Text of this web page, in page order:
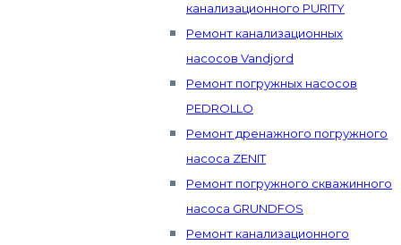
канализационного PURITY
Ремонт канализационных
насосов Vandjord
Ремонт погружных насосов
PEDROLLO
Ремонт дренажного погружного
насоса ZENIT
Ремонт погружного скважинного
насоса GRUNDFOS
Ремонт канализационного